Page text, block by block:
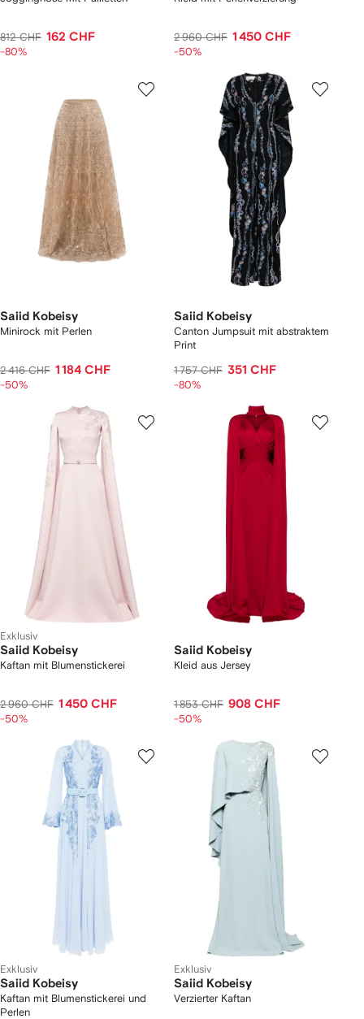
812 CHF 162 CHF
-80%
2 960 CHF 1 450 CHF
-50%
Saiid Kobeisy
Minirock mit Perlen
2 416 CHF 1 184 CHF
-50%
Saiid Kobeisy
Canton Jumpsuit mit abstraktem
Print
1 757 CHF 351 CHF
-80%
Exklusiv
Saiid Kobeisy
Kaftan mit Blumenstickerei
2 960 CHF 1 450 CHF
-50%
Saiid Kobeisy
Kleid aus Jersey
1 853 CHF 908 CHF
-50%
Exklusiv
Saiid Kobeisy
Kaftan mit Blumenstickerei und
Perlen
Exklusiv
Saiid Kobeisy
Verzierter Kaftan